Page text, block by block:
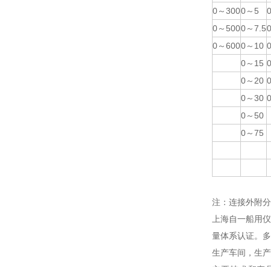
0～3000～5
0～5000～7.5
0～6000～10
0～15
0～20
0～30
0～50
0～75
注：连接外附
上海自一船用
量体系认证。
生产车间，生